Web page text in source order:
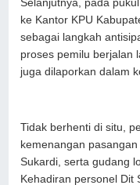
Selanjutnya, pada
ke Kantor KPU
sebagai langkah
proses pemilu berjalan
juga dilaporkan dalam
Tidak berhenti di situ,
kemenangan
Sukardi, serta gudang
Kehadiran personel Dit